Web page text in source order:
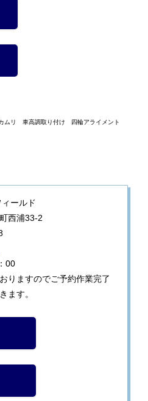
ムリ 車高調取り付け 四輪アライメント
ールド
西浦33-2
00
りますのでご予約作業完了
ます。